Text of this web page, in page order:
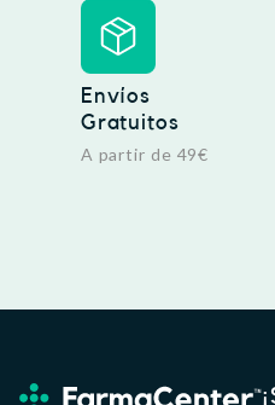
Envíos
Gratuitos
A partir de 49€